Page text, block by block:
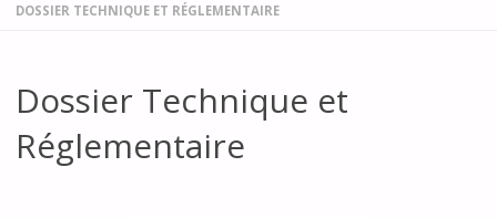
DOSSIER TECHNIQUE ET RÉGLEMENTAIRE
Dossier Technique et
Réglementaire